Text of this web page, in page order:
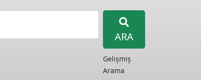
ARA
Gelişmiş
Arama